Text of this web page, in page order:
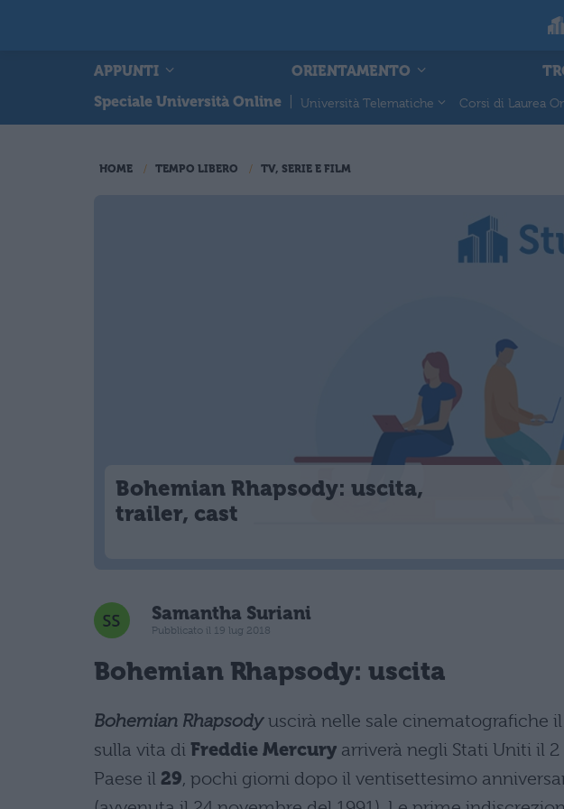
APPUNTI ORIENTAMENTO
Speciale Università Online
Università Telematiche Corsi di Laurea
HOME TEMPO LIBERO TV, SERIE E FILM
Bohemian Rhapsody: uscita,
trailer, cast
Samantha Suriani
Pubblicato il 19 lug 2018
Bohemian Rhapsody: uscita
Bohemian Rhapsodyuscirà nelle sale cinematografiche
sulla vita di Freddie Mercury arriverà negli Stati Uniti il
Paese il 29, pochi giorni dopo il ventisettesimo